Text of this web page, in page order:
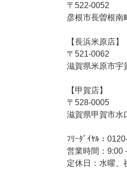
〒522-0052
彦根市長曽根南
【長浜米原店】
〒521-0062
滋賀県米原市宇
【甲賀店】
〒528-0005
滋賀県甲賀市水
ﾌﾘｰﾀﾞｲﾔﾙ：
営業時間：9:00
定休日：水曜、